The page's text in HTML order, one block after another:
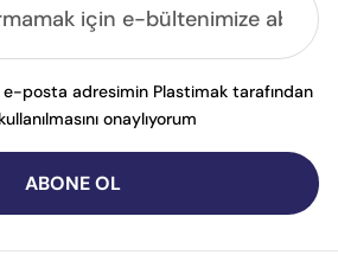
ABONE OL
e-posta adresimin Plastimak tarafından
onaylıyorum